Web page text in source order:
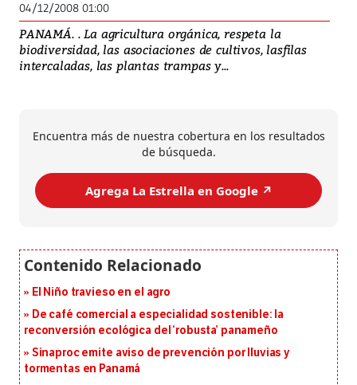
04/12/2008 01:00
PANAMÁ. . La agricultura orgánica, respeta la
biodiversidad, las asociaciones de cultivos, lasfilas
intercaladas, las plantas trampas y...
Encuentra más de nuestra cobertura en los resultados
de búsqueda.
Agrega La Estrella en Google ↗️
El Niño travieso en el agro
De café comercial a especialidad sostenible: la
reconversión ecológica del ‘robusta’ panameño
Sinaproc emite aviso de prevención por lluvias y
tormentas en Panamá